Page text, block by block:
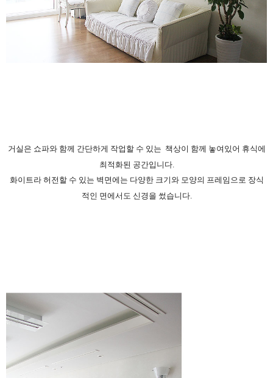
거실은 쇼파와 함께 간단하게 작업할 수 있는 책상이 함께 놓여있어 휴식에
최적화된 공간입니다.
화이트라 허전할 수 있는 벽면에는 다양한 크기와 모양의 프레임으로 장식
적인 면에서도 신경을 썼습니다.